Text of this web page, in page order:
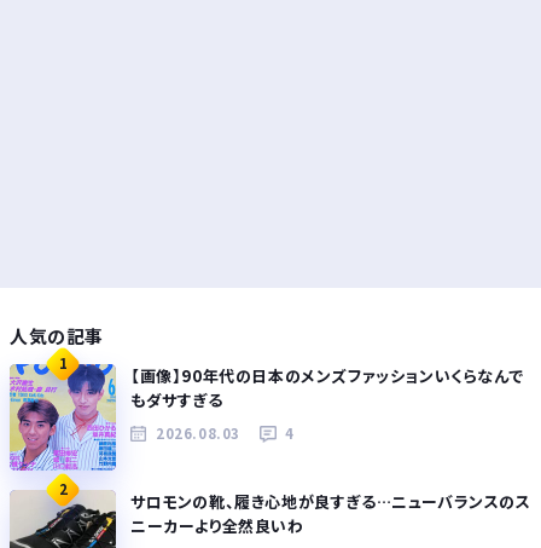
人気の記事
1
【画像】90年代の日本のメンズファッションいくらなんで
もダサすぎる
2026.08.03 4
2
サロモンの靴、履き心地が良すぎる…ニューバランスのス
ニーカーより全然良いわ